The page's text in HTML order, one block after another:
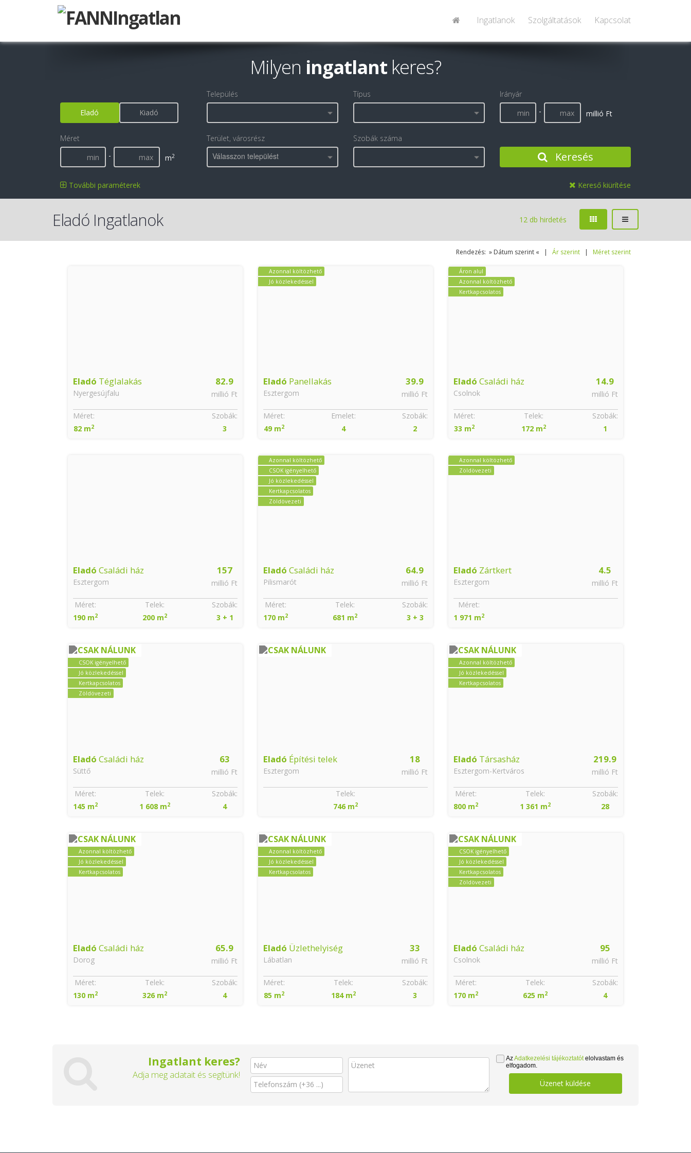
Ingatlanok Szolgáltatások Kapcsolat
Milyen ingatlant keres?
Eladó Kiadó
Település Típus
Irányár
-
millió Ft
Méret
-
m2
Terület, városrész
Válasszon települést
Szobák száma
Keresés
További paraméterek Kereső kiürítése
12 db hirdetés
Eladó Ingatlanok
Rendezés: » Dátum szerint « | Ár szerint | Méret szerint
82.9
millió Ft
Eladó Téglalakás
Nyergesújfalu
Szobák:
3
Méret:
82 m2
Azonnal költözhető
Jó közlekedéssel
39.9
millió Ft
Eladó Panellakás
Esztergom
Szobák:
2
Méret:
49 m2
Emelet:
4
Áron alul
Azonnal költözhető
Kertkapcsolatos
14.9
millió Ft
Eladó Családi ház
Csolnok
Szobák:
1
Méret:
33 m2
Telek:
172 m2
157
millió Ft
Eladó Családi ház
Esztergom
Szobák:
3 + 1
Méret:
190 m2
Telek:
200 m2
Azonnal költözhető
CSOK igényelhető
Jó közlekedéssel
Kertkapcsolatos
Zöldövezeti
64.9
millió Ft
Eladó Családi ház
Pilismarót
Szobák:
3 + 3
Méret:
170 m2
Telek:
681 m2
Azonnal költözhető
Zöldövezeti
4.5
millió Ft
Eladó Zártkert
Esztergom
Méret:
1 971 m2
CSAK NÁLUNK
CSOK igényelhető
Jó közlekedéssel
Kertkapcsolatos
Zöldövezeti
63
millió Ft
Eladó Családi ház
Süttő
Szobák:
4
Méret:
145 m2
Telek:
1 608 m2
CSAK NÁLUNK
18
millió Ft
Eladó Építési telek
Esztergom
Telek:
746 m2
CSAK NÁLUNK
Azonnal költözhető
Jó közlekedéssel
Kertkapcsolatos
219.9
millió Ft
Eladó Társasház
Esztergom-Kertváros
Szobák:
28
Méret:
800 m2
Telek:
1 361 m2
CSAK NÁLUNK
Azonnal költözhető
Jó közlekedéssel
Kertkapcsolatos
65.9
millió Ft
Eladó Családi ház
Dorog
Szobák:
4
Méret:
130 m2
Telek:
326 m2
CSAK NÁLUNK
Azonnal költözhető
Jó közlekedéssel
Kertkapcsolatos
33
millió Ft
Eladó Üzlethelyiség
Lábatlan
Szobák:
3
Méret:
85 m2
Telek:
184 m2
CSAK NÁLUNK
CSOK igényelhető
Jó közlekedéssel
Kertkapcsolatos
Zöldövezeti
95
millió Ft
Eladó Családi ház
Csolnok
Szobák:
4
Méret:
170 m2
Telek:
625 m2
Ingatlant keres?
Adja meg adatait és segítünk!
AzAdatkezelési tájékoztatótelolvastam és
elfogadom.
Üzenet küldése